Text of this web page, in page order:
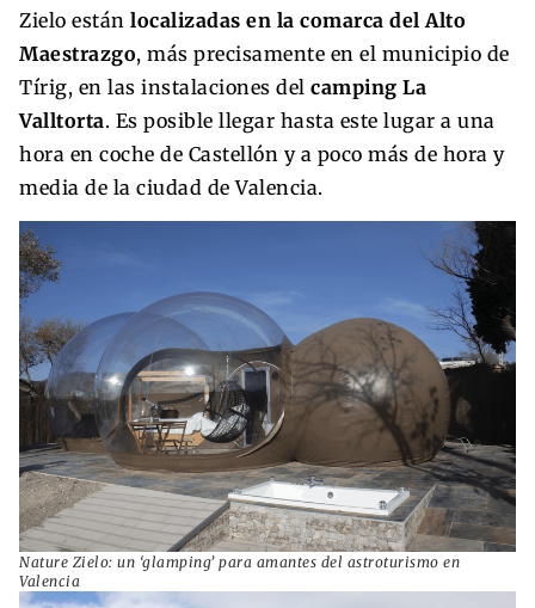
Zielo están localizadas en la comarca del Alto
Maestrazgo, más precisamente en el municipio de
Tírig, en las instalaciones del camping La
Valltorta. Es posible llegar hasta este lugar a una
hora en coche de Castellón y a poco más de hora y
media de la ciudad de Valencia.
Nature Zielo: un ‘glamping’ para amantes del astroturismo en
Valencia